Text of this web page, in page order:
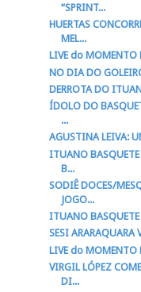
“SPRINT...
HUERTAS
MEL...
LIVE do MOMENTO
NO DIA DO
DERROTA DO
ÍDOLO DO
...
AGUSTINA LEIVA:
ITUANO
B...
SODIÊ DOCES/
JOGO...
ITUANO BASQUETE
SESI ARARAQUARA
LIVE do MOMENTO
VIRGIL LÓPEZ
DI...